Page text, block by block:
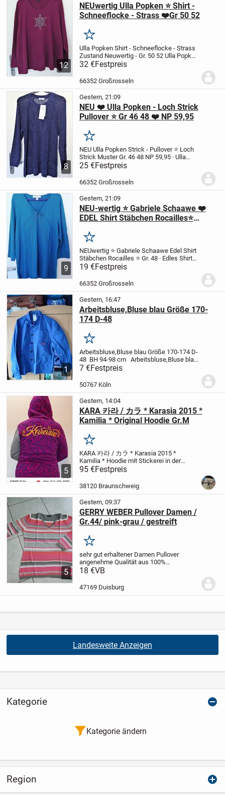
12
NEUwertig Ulla Popken ⭐ Shirt -
Schneeflocke - Strass ❤️Gr 50 52
Merken
Ulla Popken Shirt - Schneeflocke - Strass
Zustand Neuwertig - Gr. 50 52 Ulla Popken
- Shirtschöne Schneeflocke mit
Strass-Steinchen (keines fehlt !)
50 / 52 – sehr guter...
32 €Festpreis
66352 Großrosseln
8
Gestern, 21:09
NEU ❤️ Ulla Popken - Loch Strick
Pullover ⭐ Gr 46 48 ❤️ NP 59,95
Merken
NEU Ulla Popken Strick - Pullover⭐ Loch
Strick Muster Gr. 46 48NP 59,95 · Ulla
Popken Pullover Loch-Strick
· Lochmuster
· Raglan-Ärmel· Bündchen
25 €Festpreis
66352 Großrosseln
9
Gestern, 21:09
NEU-wertig ⭐ Gabriele Schaawe ❤️
EDEL Shirt Stäbchen Rocailles⭐
Merken
NEUwertig ⭐ Gabriele SchaaweEdel Shirt
Stäbchen Rocailles ⭐ Gr. 48 · Edles Shirt
mit V-Ausschnitt· Stäbchen-Rocailles an
Hals- und Brustbereich
Strahlen-Optik· 3/4 Armlänge
19 €Festpreis
66352 Großrosseln
1
Gestern, 16:47
Arbeitsbluse,Bluse blau Größe 170-
174 D-48
Merken
Arbeitsbluse,Bluse blauGröße 170-174D-
48 BH 94-98 cm Arbeitsbluse,Bluse blau
Größe 170-174D-48
7 €Festpreis
50767 Köln
5
Gestern, 14:04
KARA 카라 / カラ * Karasia 2015 *
Kamilia * Original Hoodie Gr.M
Merken
KARA 카라 / カラ * Karasia 2015 *
Kamilia * Hoodie mit Stickerei in der
Größe M - original und Made in
92% Baumwolle
PolyesterNeuwertiger Zustand!
ein Privatverkauf im Sinne...
95 €Festpreis
38120 Braunschweig
5
Gestern, 09:37
GERRY WEBER Pullover Damen /
Gr.44/ pink-grau / gestreift
Merken
sehr gut erhaltener Damen Pullover
angenehme Qualität aus 100%
Baumwolle
18 €VB
47169 Duisburg
Landesweite Anzeigen
Kategorie
Kategorie ändern
Region